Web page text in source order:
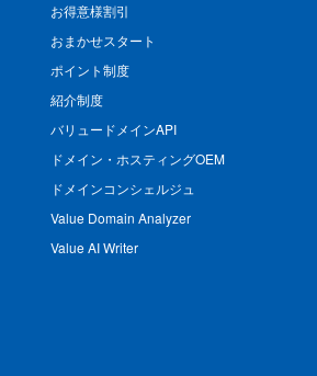
お得意様割引
おまかせスタート
ポイント制度
紹介制度
バリュードメインAPI
ドメイン・ホスティングOEM
ドメインコンシェルジュ
Value Domain Analyzer
Value AI Writer